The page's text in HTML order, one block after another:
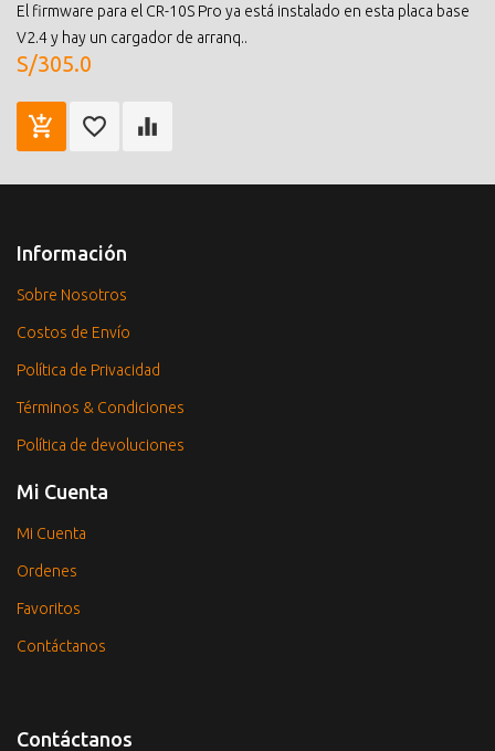
El firmware para el CR-10S Pro ya está instalado en esta placa base
V2.4 y hay un cargador de arranq..
S/305.0
Información
Sobre Nosotros
Costos de Envío
Política de Privacidad
Términos & Condiciones
Política de devoluciones
Mi Cuenta
Mi Cuenta
Ordenes
Favoritos
Contáctanos
Contáctanos